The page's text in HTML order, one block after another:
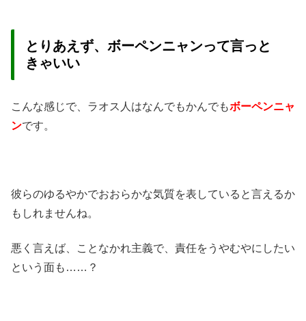
とりあえず、ボーペンニャンって言っと
きゃいい
こんな感じで、ラオス人はなんでもかんでもボーペンニャ
ンです。
彼らのゆるやかでおおらかな気質を表していると言えるか
もしれませんね。
悪く言えば、ことなかれ主義で、責任をうやむやにしたい
という面も……？